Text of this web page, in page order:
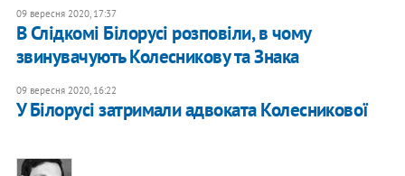
09 вересня 2020, 17:37
В Слідкомі Білорусі розповіли, в чому
звинувачують Колесникову та Знака
09 вересня 2020, 16:22
У Білорусі затримали адвоката Колесникової